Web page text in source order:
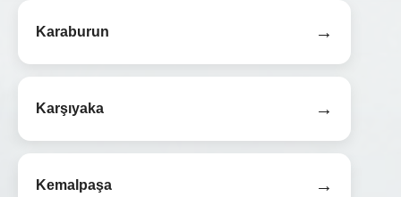
Karaburun →
Karşıyaka →
Kemalpaşa →